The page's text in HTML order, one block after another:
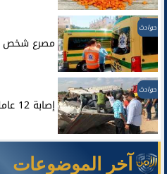
حوادث
مصرع شخص
حوادث
إصابة 12 عاملاً في انقلاب ميكروباص بالشرقية
آخر الموضوعات